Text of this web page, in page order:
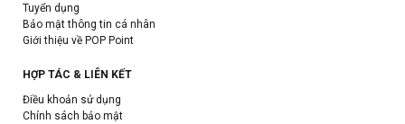
Tuyển dụng
Bảo mật thông tin cá nhân
Giới thiệu về POP Point
HỢP TÁC & LIÊN KẾT
Điều khoản sử dụng
Chính sách bảo mật